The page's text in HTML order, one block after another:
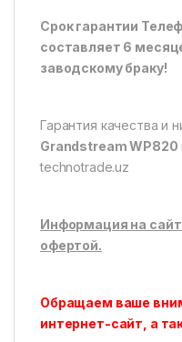
Срок гарантии
составляет 6
заводскому браку!
Гарантия качества и
Grandstream WP820
technotrade.uz
Информация на
офертой.
Обращаем ваше
интернет-сайт, а